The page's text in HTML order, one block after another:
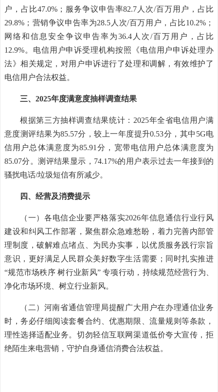
户，占比47.0%；服务争议申告率82.7人次/百万用户，占比
29.8%；营销争议申告率为28.5人次/百万用户，占比10.2%；
网络和信息安全争议申告率为36.4人次/百万用户，占比
12.9%。电信用户申诉受理机构按照《电信用户申诉处理办
法》相关规定，对用户申诉进行了处理和调解，有效维护了
电信用户合法权益。
三、2025年度满意度抽样调查结果
根据第三方抽样调查结果统计：2025年全省电信用户满
意度测评结果为85.57分，较上一年度提升0.53分，其中5G电
信用户总体满意度为85.91分，宽带电信用户总体满意度为
85.07分。测评结果显示，74.17%的用户表示过去一年接到的
骚扰电话/垃圾短信有所减少。
四、经营及消费提示
（一）各电信企业要严格落实2026年信息通信行业行风
建设和纠风工作部署，聚焦群众急难愁盼，着力完善内部管
理制度，破解难点堵点、为民办实事，以优质服务践行宗旨
意识，更好满足人民群众美好数字生活需要；同时扎实推进
“规范市场秩序 树行业新风” 专项行动，持续规范经营行为、
净化市场环境、树立行业新风。
（二）河南省通信管理局提醒广大用户在办理通信业务
时，务必仔细阅读套餐合约、优惠期限、流量规则等条款，
理性选择适配业务。切勿轻信互联网渠道低价夸大宣传，拒
绝陌生来电营销，守护自身通信消费合法权益。